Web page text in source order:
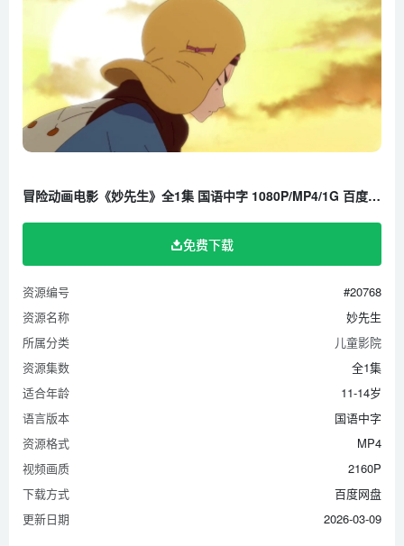
冒险动画电影《妙先生》全1集 国语中字 1080P/MP4/1G 百度云网盘下载
免费下载
资源编号
#20768
资源名称
妙先生
所属分类
儿童影院
资源集数
全1集
适合年龄
11-14岁
语言版本
国语中字
资源格式
MP4
视频画质
2160P
下载方式
百度网盘
更新日期
2026-03-09